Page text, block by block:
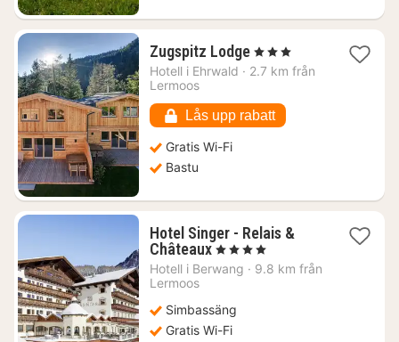
Zugspitz Lodge1
natt
kr.
, 3 Stjärnor
Hotell i Ehrwald · 2.7 km från
Lermoos
Lås upp rabatt
Gratis Wi-Fi
Bastu
Hotel Singer - Relais &
Châteaux1
natt
från
kr.
, 4 Stjärnor
Hotell i Berwang · 9.8 km från
Lermoos
Simbassäng
Gratis Wi-Fi